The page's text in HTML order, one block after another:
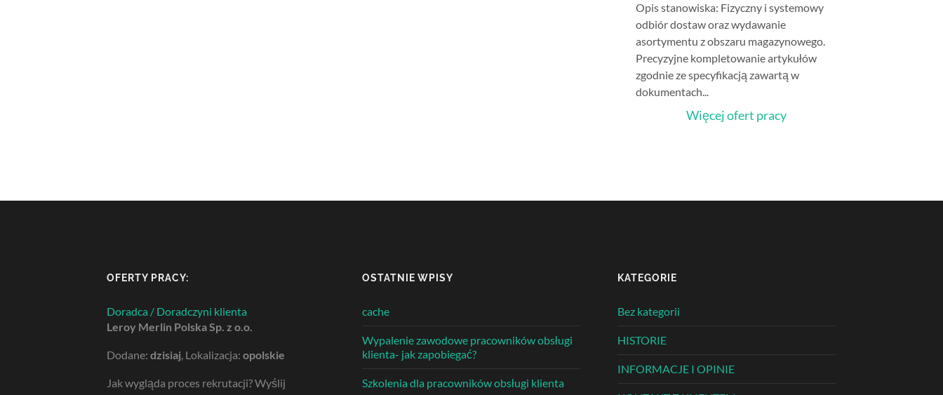
Opis stanowiska: Fizyczny i systemowy
odbiór dostaw oraz wydawanie
asortymentu z obszaru magazynowego.
Precyzyjne kompletowanie artykułów
zgodnie ze specyfikacją zawartą w
dokumentach...
Więcej ofert pracy
OFERTY PRACY:
Doradca / Doradczyni klienta
Leroy Merlin Polska Sp. z o.o.
Dodane: dzisiaj , Lokalizacja: opolskie
Jak wygląda proces rekrutacji? Wyślij
OSTATNIE WPISY
cache
Wypalenie zawodowe pracowników obsługi
klienta- jak zapobiegać?
Szkolenia dla pracowników obsługi klienta
KATEGORIE
Bez kategorii
HISTORIE
INFORMACJE I OPINIE